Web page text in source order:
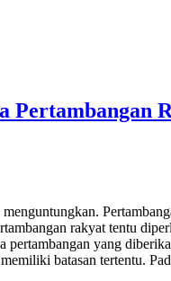
Pertambangan
rakyat tentu
pertambangan yang
batasan tertentu.